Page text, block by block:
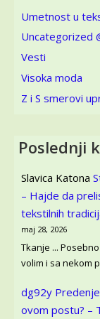
Umetnost u
Uncategorized
Vesti
Visoka moda
Z i S smerovi
Poslednji
Slavica Katona
– Hajde da
tekstilnih
maj 28, 2026
Tkanje ...
volim i sa nekom
dg92y
ovom postu? –